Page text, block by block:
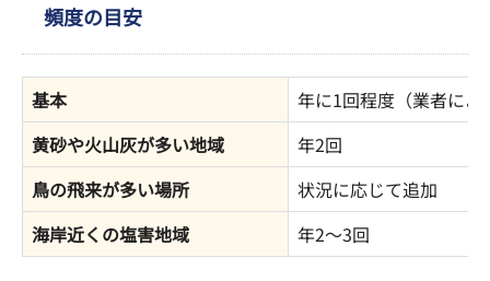
頻度の目安
基本
年に1回程度（業者によ
黄砂や火山灰が多い地域
年2回
鳥の飛来が多い場所
状況に応じて追加
海岸近くの塩害地域
年2～3回